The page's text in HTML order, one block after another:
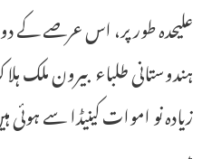
ہندوستانی طلباء بیرون
زیادہ نو اموات کینیڈا سے